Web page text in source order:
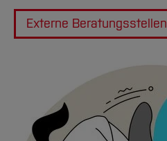
Externe Beratungsstellen